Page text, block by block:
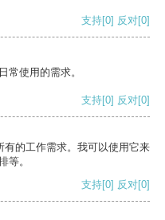
支持[0] 反对[0]
常使用的需求。
支持[0] 反对[0]
的工作需求。我可以使用它来
等。
支持[0] 反对[0]